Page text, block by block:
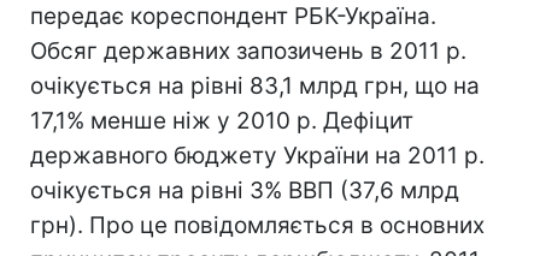
передає кореспондент РБК-Україна.
Обсяг державних запозичень в 2011 р.
очікується на рівні 83,1 млрд грн, що на
17,1% менше ніж у 2010 р. Дефіцит
державного бюджету України на 2011 р.
очікується на рівні 3% ВВП (37,6 млрд
грн). Про це повідомляється в основних